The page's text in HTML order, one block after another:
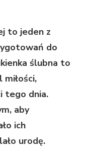
to jeden z
do
ślubna to
tego dnia.
aby
ich
urodę.